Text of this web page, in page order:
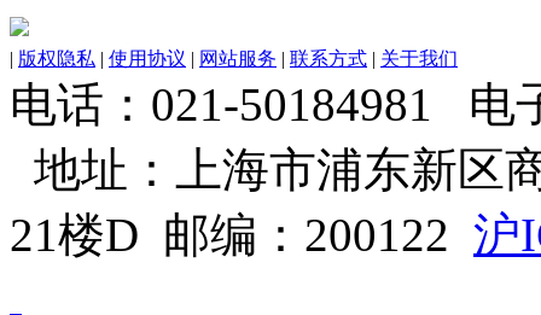
| 版权隐私 | 使用协议 | 网站服务 | 联系方式 | 关于我们
电话：021-50184981 电
地址：上海市浦东新区
21楼D 邮编：200122 沪